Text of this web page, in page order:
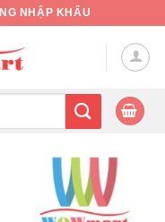
NHẬP KHẨU